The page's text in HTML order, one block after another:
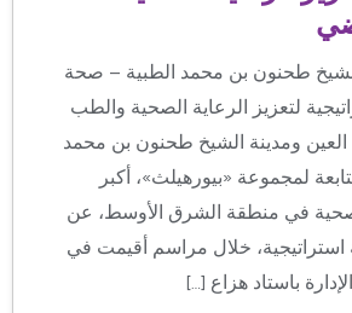
الشيخ طحنون بن محمد الطبية – صحة
لتعزيز الرعاية الصحية والطب
ومدينة الشيخ طحنون بن محمد
لمجموعة «بيورهيلث»، أكبر
في منطقة الشرق الأوسط، عن
استراتيجية، خلال مراسم أقيمت في
باستاد هزاع […]